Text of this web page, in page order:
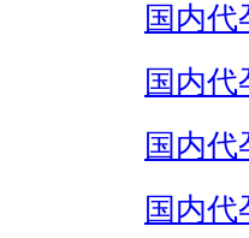
国内代
国内
国内代
国内代